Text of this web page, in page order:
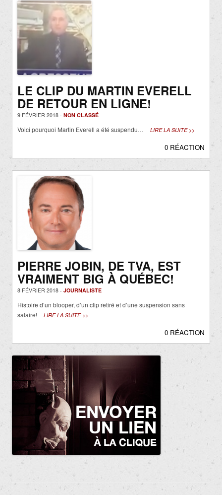
LE CLIP DU MARTIN EVERELL
DE RETOUR EN LIGNE!
9 FÉVRIER 2018 - NON CLASSÉ
Voici pourquoi Martin Everell a été suspendu… LIRE LA SUITE >>
0 RÉACTION
PIERRE JOBIN, DE TVA, EST
VRAIMENT BIG À QUÉBEC!
8 FÉVRIER 2018 - JOURNALISTE
Histoire d’un blooper, d’un clip retiré et d’une suspension sans
salaire!
LIRE LA SUITE >>
0 RÉACTION